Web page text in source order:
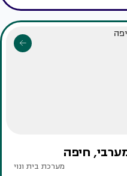
חיפה
מערכת בית ונוי